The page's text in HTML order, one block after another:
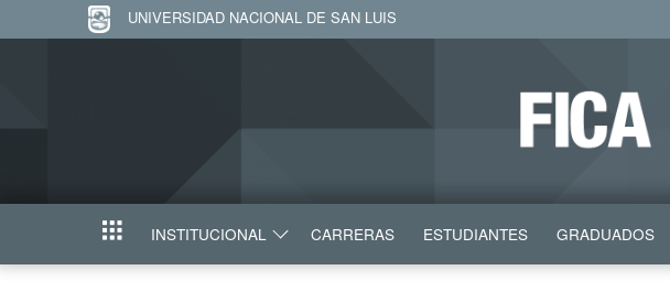
UNIVERSIDAD NACIONAL DE SAN LUIS
INICIO INSTITUCIONAL CARRERAS ESTUDIANTES GRADUADOS